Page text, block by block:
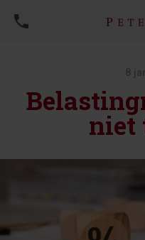
niet